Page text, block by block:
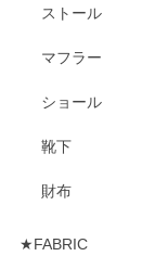
ストール
マフラー
ショール
靴下
財布
★FABRIC